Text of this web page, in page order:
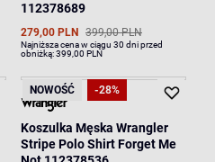
112378689
279,00 PLN 399,00 PLN
Najniższa cena w ciągu 30 dni przed
obniżką:399,00 PLN
NOWOŚĆ -28%
Koszulka Męska Wrangler
Stripe Polo Shirt Forget Me